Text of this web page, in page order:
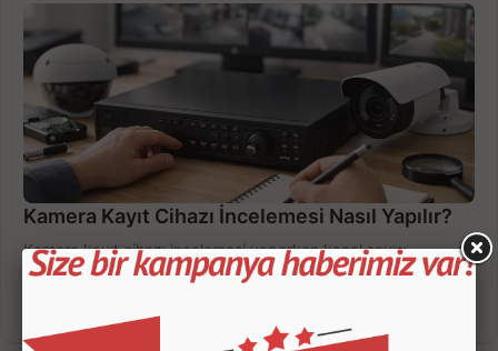
Kamera Kayıt Cihazı İncelemesi Nasıl Yapılır?
Kamera kayıt cihazı incelemesi yaparken kanal sayısı,
çözünürlük, disk kapasitesi ve uzaktan erişimi birlikte